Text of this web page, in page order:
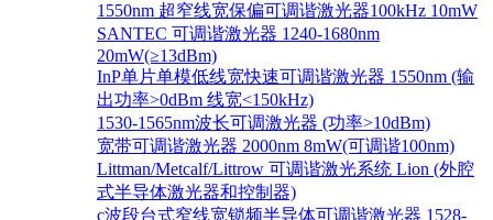
1550nm 超窄线宽保偏可调谐激光器100kHz 10mW
SANTEC 可调谐激光器 1240-1680nm
20mW(≥13dBm)
InP单片单模低线宽快速可调谐激光器 1550nm (输
出功率>0dBm 线宽<150kHz)
1530-1565nm波长可调激光器 (功率>10dBm)
宽带可调谐激光器 2000nm 8mW(可调谐100nm)
Littman/Metcalf/Littrow 可调谐激光系统 Lion (外腔
式半导体激光器和控制器)
c波段台式窄线宽锁频半导体可调谐激光器 1528-